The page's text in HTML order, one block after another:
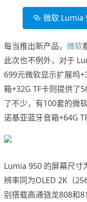
微软 Lumia
每当推出新产品， 微软
此次也不例外，对于
699元微软显示扩展坞
箱+32G TF卡则提供了
了不少，有100套的微
诺基亚蓝牙音箱+64G TF
Lumia 950 的屏幕尺寸
辨率同为OLED 2K（
别搭载高通骁龙808和